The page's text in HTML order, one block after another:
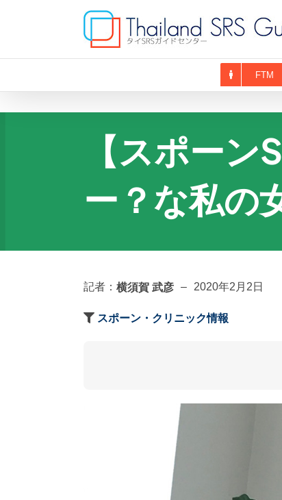
FTM
【スポー
ー？な私の
記者： 横須賀 武彦 – 2020年2月2日
スポーン・クリニック情報